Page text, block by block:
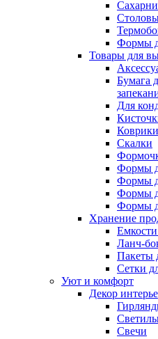
Формы
Товары для
Бумага
Для
Коврики
Скалки
Формы
Формы
Формы
Формы
Хранение
Ланч-
Пакеты
Сетки
Уют и комфорт
Декор
Свечи